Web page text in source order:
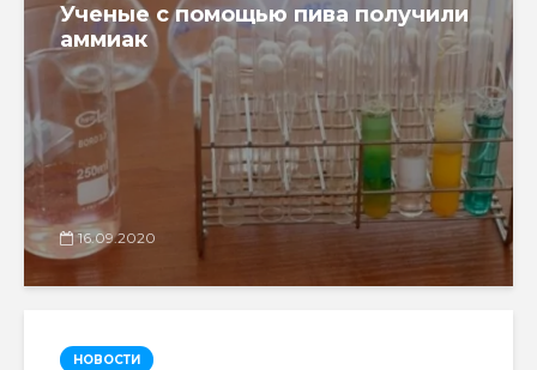
Ученые с помощью пива получили
аммиак
16.09.2020
НОВОСТИ